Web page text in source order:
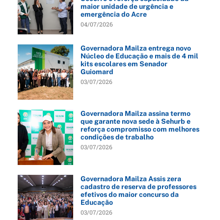
maior unidade de urgência e
emergência do Acre
04/07/2026
Governadora Mailza entrega novo
Núcleo de Educação e mais de 4 mil
kits escolares em Senador
Guiomard
03/07/2026
Governadora Mailza assina termo
que garante nova sede à Sehurb e
reforça compromisso com melhores
condições de trabalho
03/07/2026
Governadora Mailza Assis zera
cadastro de reserva de professores
efetivos do maior concurso da
Educação
03/07/2026